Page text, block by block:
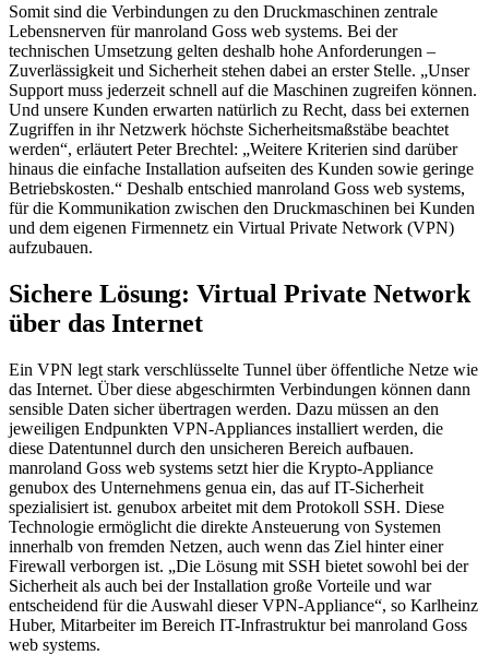
Somit sind die Verbindungen zu den Druckmaschinen zentrale
Lebensnerven für manroland Goss web systems. Bei der
technischen Umsetzung gelten deshalb hohe Anforderungen –
Zuverlässigkeit und Sicherheit stehen dabei an erster Stelle. „Unser
Support muss jederzeit schnell auf die Maschinen zugreifen können.
Und unsere Kunden erwarten natürlich zu Recht, dass bei externen
Zugriffen in ihr Netzwerk höchste Sicherheitsmaßstäbe beachtet
werden“, erläutert Peter Brechtel: „Weitere Kriterien sind darüber
hinaus die einfache Installation aufseiten des Kunden sowie geringe
Betriebskosten.“ Deshalb entschied manroland Goss web systems,
für die Kommunikation zwischen den Druckmaschinen bei Kunden
und dem eigenen Firmennetz ein Virtual Private Network (VPN)
aufzubauen.
Sichere Lösung: Virtual Private Network
über das Internet
Ein VPN legt stark verschlüsselte Tunnel über öffentliche Netze wie
das Internet. Über diese abgeschirmten Verbindungen können dann
sensible Daten sicher übertragen werden. Dazu müssen an den
jeweiligen Endpunkten VPN-Appliances installiert werden, die
diese Datentunnel durch den unsicheren Bereich aufbauen.
manroland Goss web systems setzt hier die Krypto-Appliance
genubox des Unternehmens genua ein, das auf IT-Sicherheit
spezialisiert ist. genubox arbeitet mit dem Protokoll SSH. Diese
Technologie ermöglicht die direkte Ansteuerung von Systemen
innerhalb von fremden Netzen, auch wenn das Ziel hinter einer
Firewall verborgen ist. „Die Lösung mit SSH bietet sowohl bei der
Sicherheit als auch bei der Installation große Vorteile und war
entscheidend für die Auswahl dieser VPN-Appliance“, so Karlheinz
Huber, Mitarbeiter im Bereich IT-Infrastruktur bei manroland Goss
web systems.